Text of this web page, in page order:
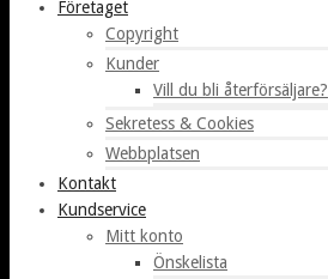
Företaget
Copyright
Kunder
Vill du bli återförsäljare?
Sekretess & Cookies
Webbplatsen
Kontakt
Kundservice
Mitt konto
Önskelista